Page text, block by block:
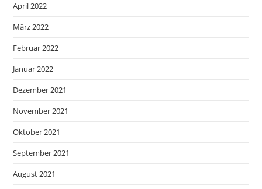
April 2022
März 2022
Februar 2022
Januar 2022
Dezember 2021
November 2021
Oktober 2021
September 2021
August 2021